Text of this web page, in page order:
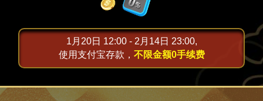
1月20日 12:00 - 2月14日 23:00,
使用支付宝存款， 不限金额0手续费